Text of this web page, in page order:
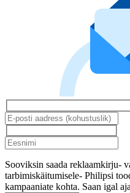
Sooviksin saada reklaamkirju-
tarbimiskäitumisele- Philipsi
kampaaniate kohta. Saan igal